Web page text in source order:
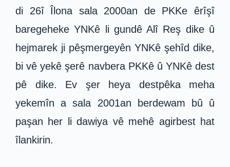
di 26î Îlona sala 2000an de PKKe êrîşî
baregeheke YNKê li gundê Alî Reş dike û
hejmarek ji pêşmergeyên YNKê şehîd dike,
bi vê yekê şerê navbera PKKê û YNKê dest
pê dike. Ev şer heya destpêka meha
yekemîn a sala 2001an berdewam bû û
paşan her li dawiya vê mehê agirbest hat
îlankirin.